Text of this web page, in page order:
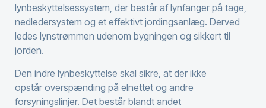
lynbeskyttelsessystem, der består af lynfanger på tage,
nedledersystem og et effektivt jordingsanlæg. Derved
ledes lynstrømmen udenom bygningen og sikkert til
jorden.
Den indre lynbeskyttelse skal sikre, at der ikke
opstår overspænding på elnettet og andre
forsyningslinjer. Det består blandt andet